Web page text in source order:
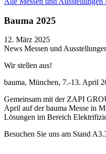
Bauma 2025
12. März 2025
News Messen und
Wir stellen aus!
bauma, München, 7.-13. April
Gemeinsam mit der ZAPI
April auf der bauma Messe in
Lösungen im Bereich
Besuchen Sie uns am Stand